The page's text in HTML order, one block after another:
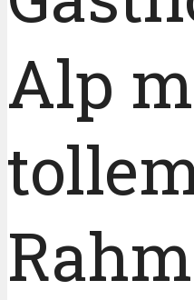
Alp